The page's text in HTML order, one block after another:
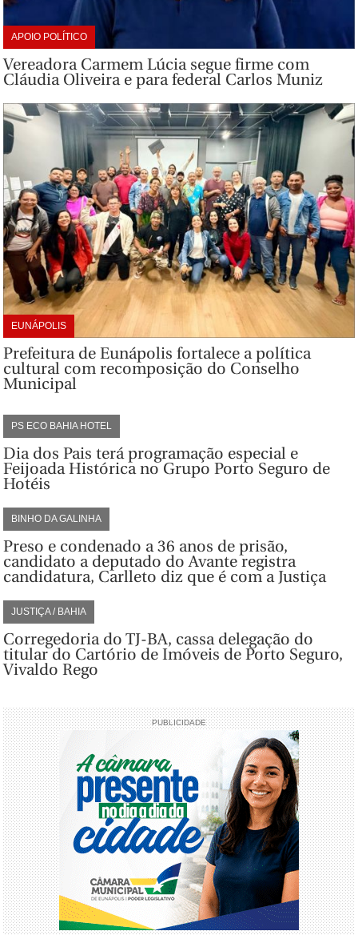
APOIO POLÍTICO
Vereadora Carmem Lúcia segue firme com
Cláudia Oliveira e para federal Carlos Muniz
EUNÁPOLIS
Prefeitura de Eunápolis fortalece a política
cultural com recomposição do Conselho
Municipal
PS ECO BAHIA HOTEL
Dia dos Pais terá programação especial e
Feijoada Histórica no Grupo Porto Seguro de
Hotéis
BINHO DA GALINHA
Preso e condenado a 36 anos de prisão,
candidato a deputado do Avante registra
candidatura, Carlleto diz que é com a Justiça
JUSTIÇA / BAHIA
Corregedoria do TJ-BA, cassa delegação do
titular do Cartório de Imóveis de Porto Seguro,
Vivaldo Rego
PUBLICIDADE